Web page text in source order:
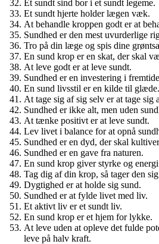
Et sundt sind bor i et sundt legeme.
Et sundt hjerte holder lægen væk.
At behandle kroppen godt er at
Sundhed er den mest uvurderlige
Tro på din læge og spis dine
En sund krop er en skat, der skal
At leve godt er at leve sundt.
Sundhed er en investering i
En sund livsstil er en kilde til glæde.
At tage sig af sig selv er at tage sig
Sundhed er ikke alt, men uden
At tænke positivt er at leve sundt.
Lev livet i balance for at opnå
Sundhed er en dyd, der skal
Sundhed er en gave fra naturen.
En sund krop giver styrke og
Tag dig af din krop, så tager den
Dygtighed er at holde sig sund.
Sundhed er at fylde livet med liv.
Et aktivt liv er et sundt liv.
En sund krop er et hjem for lykke.
At leve uden at opleve det fulde
leve på halv kraft.